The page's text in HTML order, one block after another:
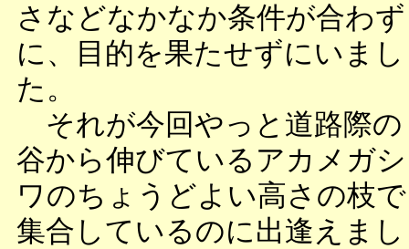
さなどなかなか条件が合わず
に、目的を果たせずにいまし
た。
それが今回やっと道路際の
谷から伸びているアカメガシ
ワのちょうどよい高さの枝で
集合しているのに出逢えまし